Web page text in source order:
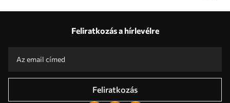
Feliratkozás a hírlevélre
Feliratkozás